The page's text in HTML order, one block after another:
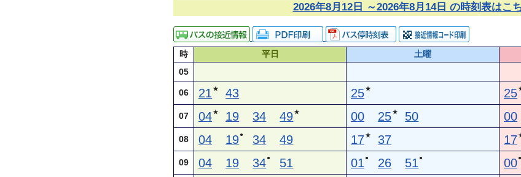
2026年8月12日 ～2026年8月14日 の時刻表はこ
時 平日 土曜
05
06 21 ★ 43 25★ 25
07 04★ 19 34 49★ 00 25★ 50 00
08 04 19● 34 49 17★ 37 17
09 04 19 34● 51 01 ● 26 51 ● 00●